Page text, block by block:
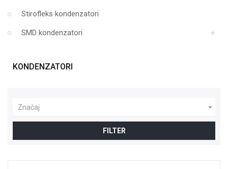
Stirofleks kondenzatori
SMD kondenzatori
KONDENZATORI
Značaj 
FILTER